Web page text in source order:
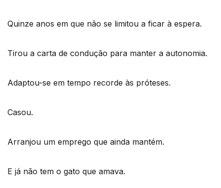
Quinze anos em que não se limitou a ficar à espera.
Tirou a carta de condução para manter a autonomia.
Adaptou-se em tempo recorde às próteses.
Casou.
Arranjou um emprego que ainda mantém.
E já não tem o gato que amava.